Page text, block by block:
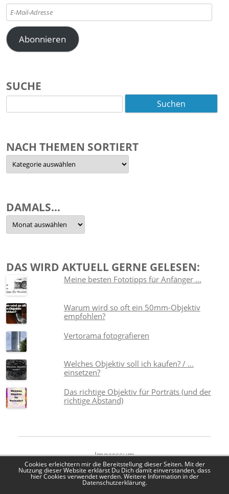
E-
Mail-
Adresse
Abonnieren
SUCHE
Suchen
nach:
NACH THEMEN SORTIERT
Nach
Themen
sortiert
DAMALS…
Damals…
DAS WIRD AKTUELL GERNE GELESEN:
Meine besten Fototipps für Anfänger ...
Warum wird so oft ein 50mm-Objektiv
empfohlen?
Vertorama fotografieren
Welches Objektiv soll ich kaufen? / ...
einsetzen?
Das richtige Objektiv für Porträts (und der
richtige Abstand)
Impressum
Datenschutzerklärung
Cookies erleichtern mir die Bereitstellung dieser Seiten. Mit der
Nutzung dieser Website erklärst Du Dich damit einverstanden, dass
hier Cookies verwendet werden. Weitere Information in der
Datenschutzerklärung.